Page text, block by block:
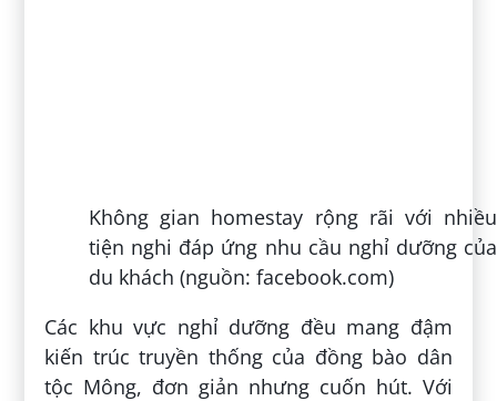
3. Thưởng thức các món ăn đặc
sản Hà Giang
Đến với làng Pả Vi Hà Giang, du khách sẽ
được thưởng thức những món ăn vô cùng
hấp dẫn do chính tay chủ các homestay